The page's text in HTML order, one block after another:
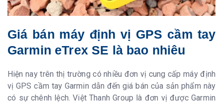
Giá bán máy định vị GPS cầm tay
Garmin eTrex SE là bao nhiêu
Hiện nay trên thị trường có nhiều đơn vị cung cấp máy định
vị GPS cầm tay Garmin dẫn đến giá bán của sản phẩm này
có sự chênh lệch. Việt Thanh Group là đơn vị được Garmin